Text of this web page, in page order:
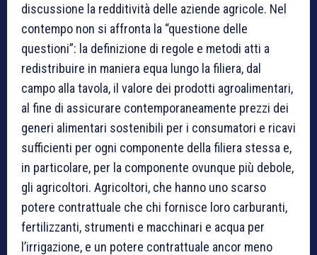
discussione la redditività delle aziende agricole. Nel
contempo non si affronta la “questione delle
questioni”: la definizione di regole e metodi atti a
redistribuire in maniera equa lungo la filiera, dal
campo alla tavola, il valore dei prodotti agroalimentari,
al fine di assicurare contemporaneamente prezzi dei
generi alimentari sostenibili per i consumatori e ricavi
sufficienti per ogni componente della filiera stessa e,
in particolare, per la componente ovunque più debole,
gli agricoltori. Agricoltori, che hanno uno scarso
potere contrattuale che chi fornisce loro carburanti,
fertilizzanti, strumenti e macchinari e acqua per
l’irrigazione, e un potere contrattuale ancor meno